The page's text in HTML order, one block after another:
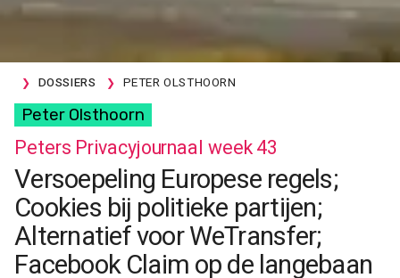
DOSSIERS PETER OLSTHOORN
Peter Olsthoorn
Peters Privacyjournaal week 43
Versoepeling Europese regels;
Cookies bij politieke partijen;
Alternatief voor WeTransfer;
Facebook Claim op de langebaan